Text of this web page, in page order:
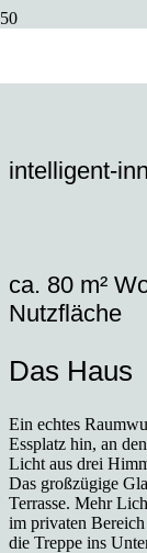
intelligent-
ca. 80 m²
Nutzfläche
Das Haus
Ein echtes
Essplatz hin, an
Licht aus drei
Das großzügige
Terrasse. Mehr
im privaten
die Treppe ins